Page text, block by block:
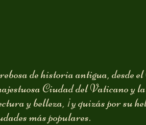
de historia antigua, desde el
Ciudad del Vaticano y
y belleza, ¡y quizás por su
más populares.